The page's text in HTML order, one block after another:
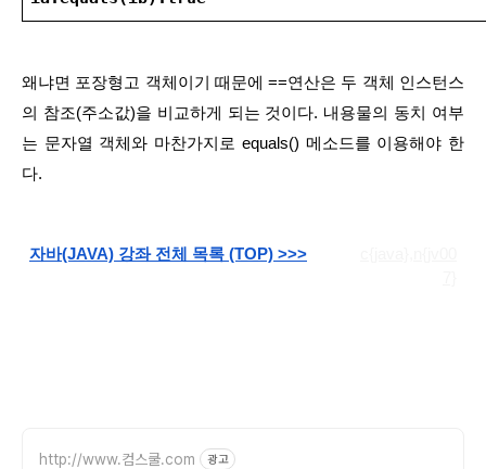
왜냐면 포장형고 객체이기 때문에 ==연산은 두 객체 인스턴스
의 참조(주소값)을 비교하게 되는 것이다. 내용물의 동치 여부
는 문자열 객체와 마찬가지로 equals() 메소드를 이용해야 한
다.
자바(JAVA) 강좌 전체 목록 (TOP) >>>
http://www.컴스쿨.com 광고